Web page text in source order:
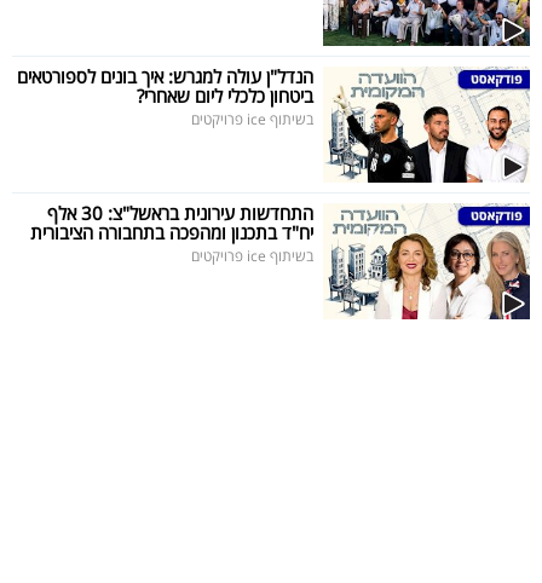
פודקאסט
40
UNDER
40
שיתופי
פעולה
הנדל"ן עולה למגרש: איך בונים לספורטאים
ביטחון כלכלי ליום שאחרי?
בשיתוף ice פרויקטים
התחדשות עירונית בראשל"צ: 30 אלף
יח"ד בתכנון ומהפכה בתחבורה הציבורית
בשיתוף ice פרויקטים